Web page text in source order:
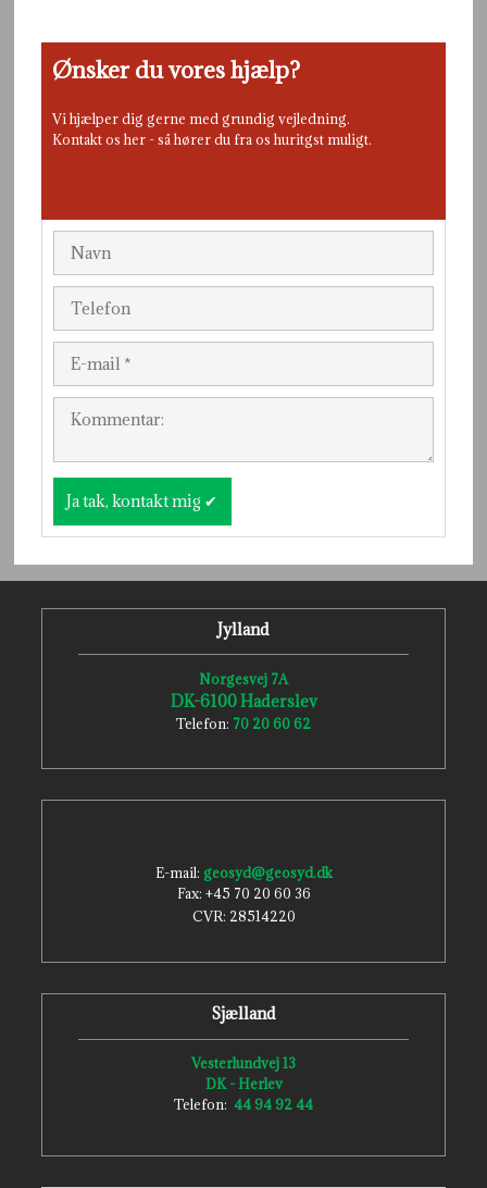
Ønsker du vores hjælp?
Vi hjælper dig gerne med grundig vejledning.
Kontakt os her - så hører du fra os huritgst muligt.
Jylland
Norgesvej 7A
DK-6100 Haderslev​
Telefon: 70 20 60 62
E-mail: geosyd@geosyd.dk
Fax: +45 70 20 60 36
CVR: ​28514220
Sjælland
Vesterlundvej 13
DK - Herlev
Telefon: 44 94 92 44